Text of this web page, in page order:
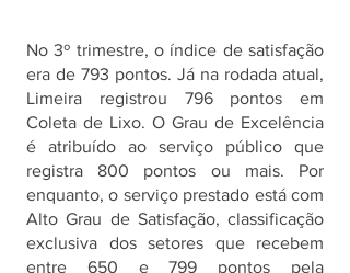
No 3º trimestre, o índice de satisfação
era de 793 pontos. Já na rodada atual,
Limeira registrou 796 pontos em
Coleta de Lixo. O Grau de Excelência
é atribuído ao serviço público que
registra 800 pontos ou mais. Por
enquanto, o serviço prestado está com
Alto Grau de Satisfação, classificação
exclusiva dos setores que recebem
entre 650 e 799 pontos pela